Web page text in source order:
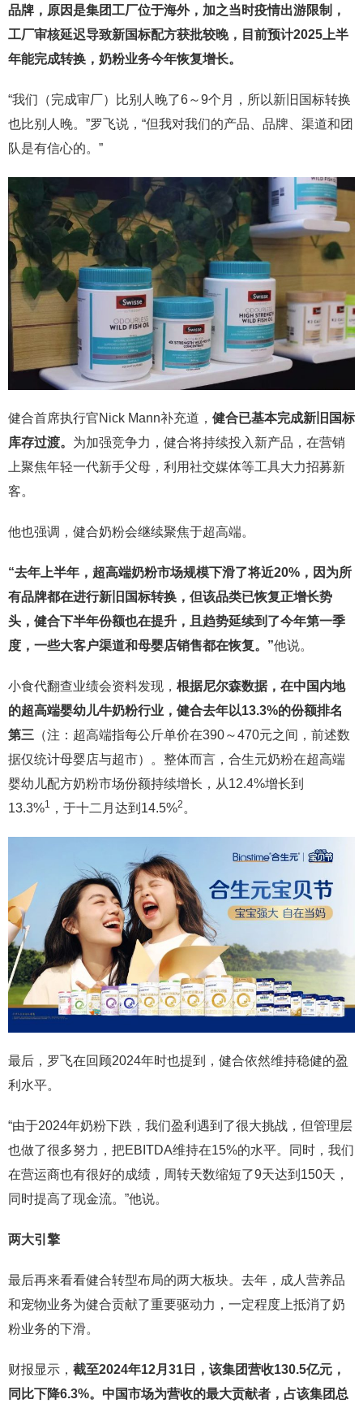
品牌，原因是集团工厂位于海外，加之当时疫情出游限制，
工厂审核延迟导致新国标配方获批较晚，目前预计2025 上半
年能完成转换，奶粉业务今年恢复增长。
“我们（完成审厂）比别人晚了6～9个月，所以新旧国标转换
也比别人晚。”罗飞说，“但我对我们的产品、品牌、渠道和团
队是有信心的。”
健合首席执行官Nick Mann补充道， 健合已基本完成新旧国标
库存过渡。 为加强竞争力，健合将持续投入新产品，在营销
上聚焦年轻一代新手父母，利用社交媒体等工具大力招募新
客。
他也强调，健合奶粉会继续聚焦于超高端。
“去年上半年，超高端奶粉市场规模下滑了将近20% ，因为所
有品牌都在进行新旧国标转换，但该品类已恢复正增长势
头，健合下半年份额也在提升，且趋势延续到了今年第一季
度，一些大客户渠道和母婴店销售都在恢复。”他说。
小食代翻查业绩会资料发现， 根据尼尔森数据，在中国内地
的超高端婴幼儿牛奶粉行业，健合去年以13.3%的份额排名
第三 （注：超高端指每公斤单价在390～470元之间，前述数
据仅统计母婴店与超市）。整体而言，合生元奶粉在超高端
婴幼儿配方奶粉市场份额持续增长，从12.4%增长到
13.3%1 ，于十二月达到14.5%2 。
最后，罗飞在回顾2024年时也提到，健合依然维持稳健的盈
利水平。
“由于2024年奶粉下跌，我们盈利遇到了很大挑战，但管理层
也做了很多努力，把EBITDA维持在15%的水平。同时，我们
在营运商也有很好的成绩，周转天数缩短了9天达到150天，
同时提高了现金流。”他说。
两大引擎
最后再来看看健合转型布局的两大板块。去年，成人营养品
和宠物业务为健合贡献了重要驱动力，一定程度上抵消了奶
粉业务的下滑。
财报显示， 截至2024年12月 31 日，该集团营收130.5亿元，
同比下降6.3%。中国市场为营收的最大贡献者，占该集团总